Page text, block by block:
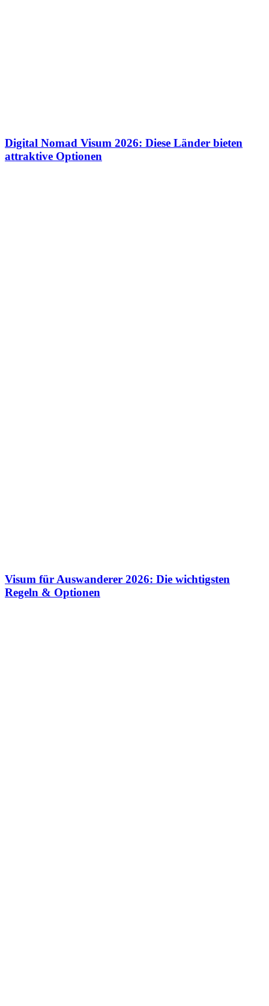
Digital Nomad Visum 2026: Diese Länder bieten
attraktive Optionen
Visum für Auswanderer 2026: Die wichtigsten
Regeln & Optionen